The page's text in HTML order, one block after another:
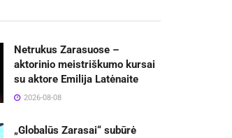
Netrukus Zarasuose –
aktorinio meistriškumo kursai
su aktore Emilija Latėnaite
2026-08-08
„Globalūs Zarasai“ subūrė